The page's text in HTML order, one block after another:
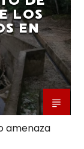
LOS
EN
amenaza